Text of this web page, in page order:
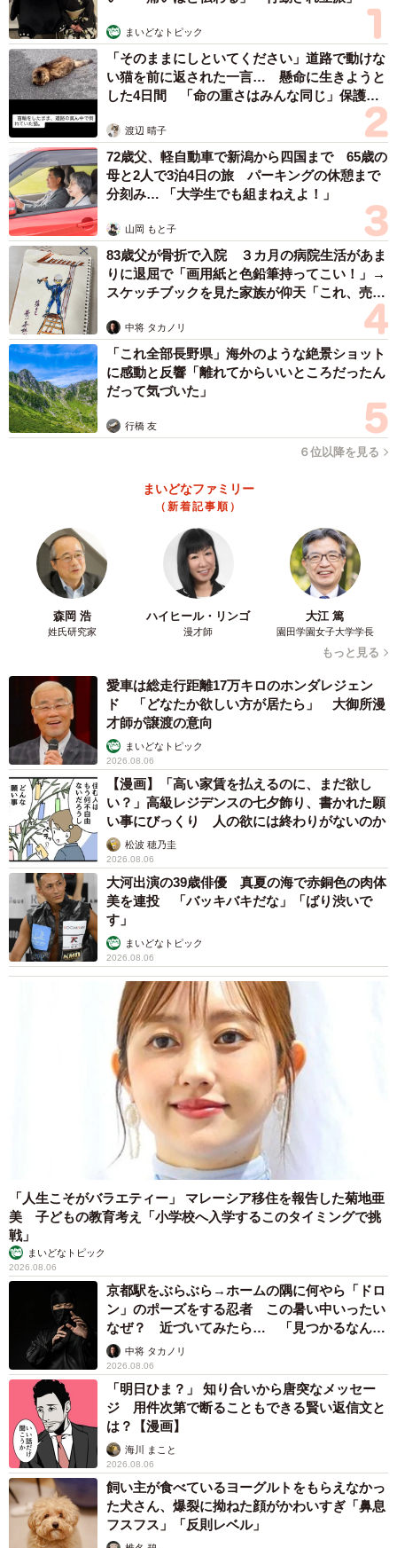
子センサーの特性が強く影響しているためだ。
アストロの撮像素子センサーは、赤く発光する星雲はあ
くまで赤く、そして鮮やかに写す目的で、「Hα線」と呼ば
れる可視光線をほぼ100パーセント捉えるようチューニング
されている（通常撮影用のデジタル一眼は、せいぜい10パ
ーセント程度）。このため被写体は、特別な操作・設定を
しない限りは赤みが強くかかって写るのだ。
4/13
Hα線透過率約100パーセントゆえに赤みが強くかかるアストロは、当然の
ことながら通常撮影（太陽光下でのスナップ写真など）は推奨されな
と赤かぶりは大きく軽減されるが、だとしても確かに天体撮影以外の用
途で使うのは大変だと感じた。アストロのベース機である（つまりは通
常撮影用の）OM-D E-M1 Mark III で、完全に同条件にて撮影したものが
下の写真。レンズはM.ZUIKO DIGITAL 12-40mm f.2.8 PRO。
OMデジタルソリューションズの「本気」が窺え
るシステム展開
一般に天体専用のカメラはHα線の透過率を高めた設計に
するのがセオリーのようだが、アストロの「ほぼ100パーセ
ント」は、民生機においては異例に高い数値である。2015
年にはニコンがD810Aというデジタル一眼レフを、直近で
は2019年にキヤノンがEOS Raというミラーレス一眼を、
それぞれ天体専用と銘打ってリリースしたが（現在はどち
らも終売）、それだってHα線の透過率は40パーセント程度
ニコンやキヤノンのフルサイズ機とアストロとでは撮像
素子センサーの大きさも違うので単純な比較はできない
が、少なくともHα線の扱いに注目すればアストロはより鮮
やかな天体写真を撮ることを志向しているのは確かだし、
またよりニッチで、よりチャレンジングなカメラであると
もいえる。ここが、天体専用カメラたるアストロのアイデ
ンティティのひとつである。
もうひとつ、アストロのアイデンティティを感じるのは
そのシステム展開である。
アストロには、都市の光害を軽減したり、星の光をにじ
ませて強調したりといった機能のある専用フィルターが別
売で2種用意されている。一般にフィルターというとレンズ
の対物側につけるものだが、アストロはなんとカメラ内
まいどなトピック
「そのままにしといてください」道路で動けな
い猫を前に返された一言… 懸命に生きようと
した4日間 「命の重さはみんな同じ」保護団
渡辺 晴子
72歳父、軽自動車で新潟から四国まで 65歳の
母と2人で3泊4日の旅 パーキングの休憩まで
分刻み… 「大学生でも組まねえよ！」
山岡 もと子
83歳父が骨折で入院 ３カ月の病院生活があま
りに退屈で「画用紙と色鉛筆持ってこい！」→
スケッチブックを見た家族が仰天「これ、売れ
中将 タカノリ
「これ全部長野県」海外のような絶景ショット
に感動と反響「離れてからいいところだったん
だって気づいた」
行橋 友
６位以降を見る
まいどなファミリー
（新着記事順）
森岡 浩
姓氏研究家
ハイヒール・リンゴ
漫才師
大江 篤
園田学園女子大学学長
もっと見る
愛車は総走行距離17万キロのホンダレジェン
ド 「どなたか欲しい方が居たら」 大御所漫
才師が譲渡の意向
まいどなトピック
2026.08.06
【漫画】「高い家賃を払えるのに、まだ欲し
い？」高級レジデンスの七夕飾り、書かれた願
い事にびっくり 人の欲には終わりがないのか
松波 穂乃圭
2026.08.06
大河出演の39歳俳優 真夏の海で赤銅色の肉体
美を連投 「バッキバキだな」「ばり渋いで
す」
まいどなトピック
2026.08.06
「人生こそがバラエティー」 マレーシア移住を報告した菊地亜
美 子どもの教育考え「小学校へ入学するこのタイミングで挑
戦」
まいどなトピック
2026.08.06
京都駅をぶらぶら→ホームの隅に何やら「ドロ
ン」のポーズをする忍者 この暑い中いったい
なぜ？ 近づいてみたら… 「見つかるなんて
未熟」中将 タカノリ
2026.08.06
「明日ひま？」 知り合いから唐突なメッセー
ジ 用件次第で断ることもできる賢い返信文と
は？【漫画】
海川 まこと
2026.08.06
飼い主が食べているヨーグルトをもらえなかっ
た犬さん、爆裂に拗ねた顔がかわいすぎ「鼻息
フスフス」「反則レベル」